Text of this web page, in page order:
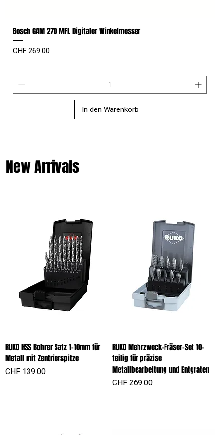
New Arrivals
RUKO HSS Bohrer Satz 1-10mm für
Metall mit Zentrierspitze
Preis
CHF 139.00
RUKO Mehrzweck-Fräser-Set 10-
teilig für präzise
Metallbearbeitung und Entgraten
Preis
CHF 269.00
Bosch GAM 270 MFL Digitaler Winkelmesser
Preis
CHF 269.00
In den Warenkorb